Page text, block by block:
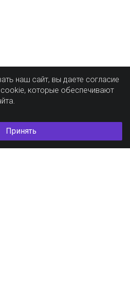
наш сайт, вы даете согласие
которые обеспечивают
Принять